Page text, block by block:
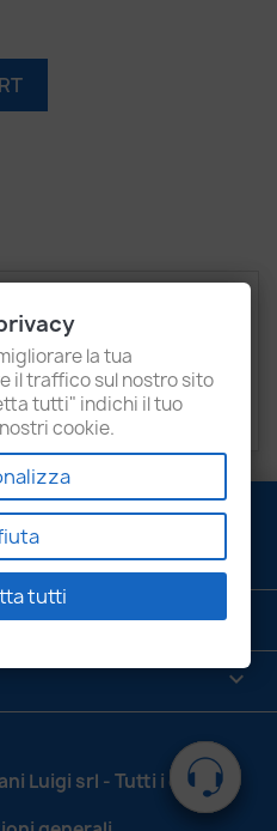



Luigi srl - Tutti i diritti
la tua
il traffico sul nostro sito
tutti" indichi il tuo
cookie.
tutti